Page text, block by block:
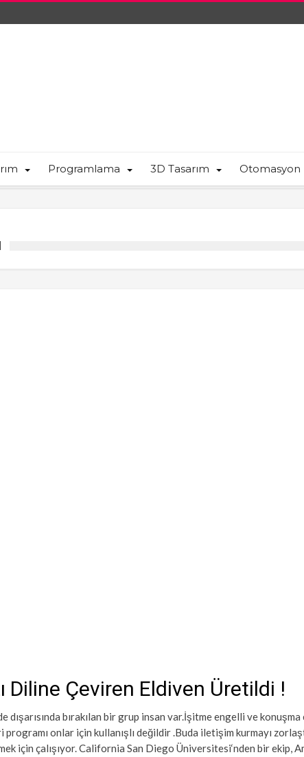
Programlama 3D Tasarım Otomasyon
Diline Çeviren Eldiven Üretildi !
bırakılan bir grup insan var.İşitme engelli ve
onlar için kullanışlı değildir .Buda iletişim kurmayı
için çalışıyor. California San Diego Üniversitesi‘nden bir ekip,